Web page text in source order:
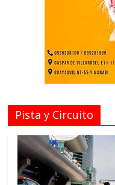
Pista y Circuito